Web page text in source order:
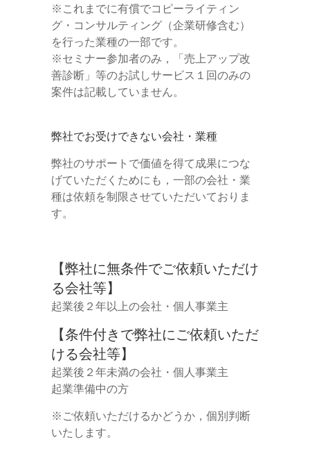
※これまでに有償でコピーライティン
グ・コンサルティング（企業研修含む）
を行った業種の一部です。
※セミナー参加者のみ，「売上アップ改
善診断」等のお試しサービス１回のみの
案件は記載していません。
弊社でお受けできない会社・業種
弊社のサポートで価値を得て成果につな
げていただくためにも，一部の会社・業
種は依頼を制限させていただいておりま
す。
【弊社に無条件でご依頼いただけ
る会社等】
起業後２年以上の会社・個人事業主
【条件付きで弊社にご依頼いただ
ける会社等】
起業後２年未満の会社・個人事業主
起業準備中の方
※ご依頼いただけるかどうか，個別判断
いたします。